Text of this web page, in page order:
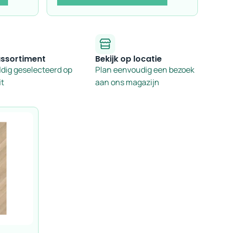
geselecteerd op
Bekijk op locatie
Plan eenvoudig een bezoek
aan ons magazijn